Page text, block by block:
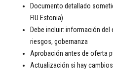
Documento detallado
FIU Estonia)
Debe incluir: información
riesgos, gobernanza
Aprobación antes de oferta
Actualización si hay